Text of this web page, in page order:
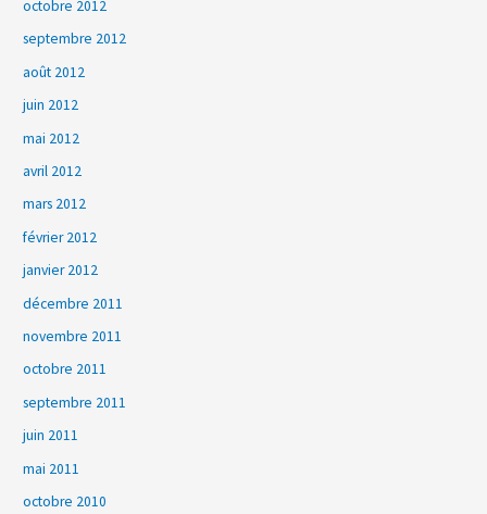
octobre 2012
septembre 2012
août 2012
juin 2012
mai 2012
avril 2012
mars 2012
février 2012
janvier 2012
décembre 2011
novembre 2011
octobre 2011
septembre 2011
juin 2011
mai 2011
octobre 2010